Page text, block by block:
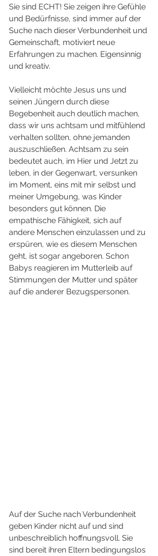
Sie sind ECHT! Sie zeigen ihre Gefühle
und Bedürfnisse, sind immer auf der
Suche nach dieser Verbundenheit und
Gemeinschaft, motiviert neue
Erfahrungen zu machen. Eigensinnig
und kreativ.
Vielleicht möchte Jesus uns und
seinen Jüngern durch diese
Begebenheit auch deutlich machen,
dass wir uns achtsam und mitfühlend
verhalten sollten, ohne jemanden
auszuschließen. Achtsam zu sein
bedeutet auch, im Hier und Jetzt zu
leben, in der Gegenwart, versunken
im Moment, eins mit mir selbst und
meiner Umgebung, was Kinder
besonders gut können. Die
empathische Fähigkeit, sich auf
andere Menschen einzulassen und zu
erspüren, wie es diesem Menschen
geht, ist sogar angeboren. Schon
Babys reagieren im Mutterleib auf
Stimmungen der Mutter und später
auf die anderer Bezugspersonen.
Auf der Suche nach Verbundenheit
geben Kinder nicht auf und sind
unbeschreiblich hoffnungsvoll. Sie
sind bereit ihren Eltern bedingungslos